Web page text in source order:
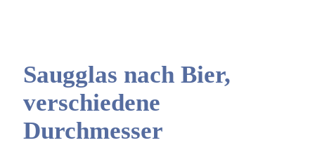
Saugglas nach Bier,
verschiedene
Durchmesser